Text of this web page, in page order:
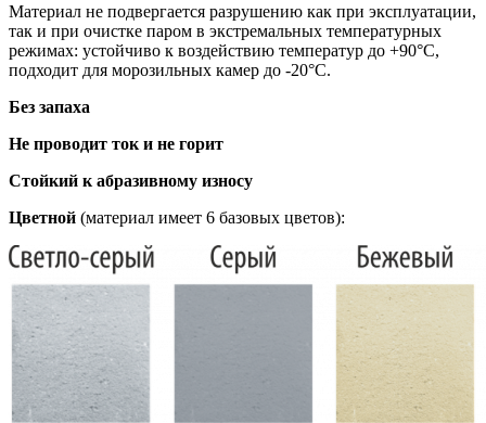
Материал не подвергается разрушению как при эксплуатации,
так и при очистке паром в экстремальных температурных
режимах: устойчиво к воздействию температур до +90°С,
подходит для морозильных камер до -20°С.
Без запаха
Не проводит ток и не горит
Стойкий к абразивному износу
Цветной (материал имеет 6 базовых цветов):